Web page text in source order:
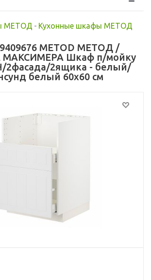
МЕТОД - Кухонные шкафы МЕТОД
METOD МЕТОД /
МАКСИМЕРА Шкаф п/мойку
2ящика - белый/
белый 60x60 см